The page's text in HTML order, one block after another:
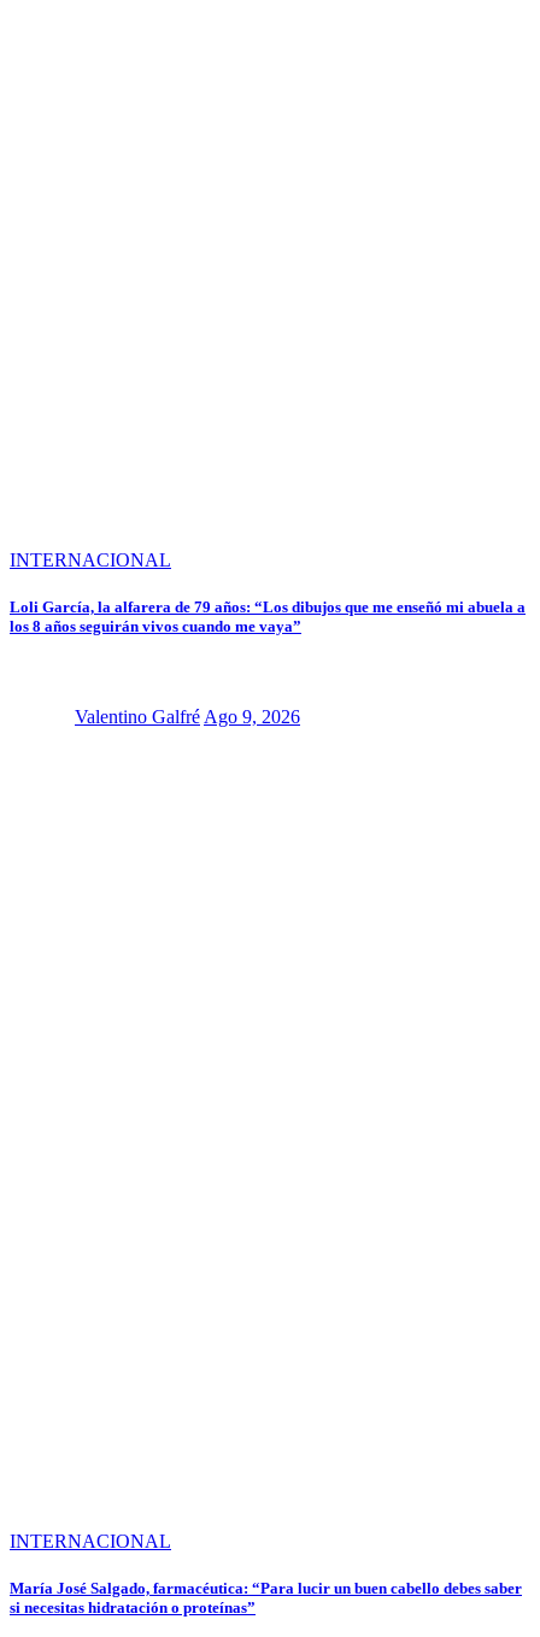
INTERNACIONAL
Loli García, la alfarera de 79 años: “Los dibujos que me enseñó mi abuela a
los 8 años seguirán vivos cuando me vaya”
Valentino Galfré Ago 9, 2026
INTERNACIONAL
María José Salgado, farmacéutica: “Para lucir un buen cabello debes saber
si necesitas hidratación o proteínas”